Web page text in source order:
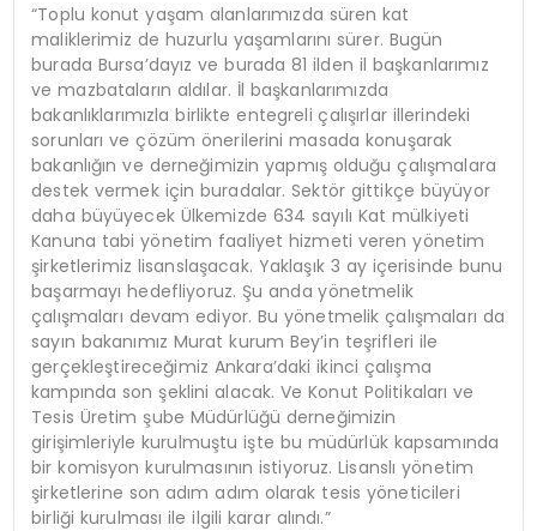
“Toplu konut yaşam alanlarımızda süren kat
maliklerimiz de huzurlu yaşamlarını sürer. Bugün
burada Bursa’dayız ve burada 81 ilden il başkanlarımız
ve mazbataların aldılar. İl başkanlarımızda
bakanlıklarımızla birlikte entegreli çalışırlar illerindeki
sorunları ve çözüm önerilerini masada konuşarak
bakanlığın ve derneğimizin yapmış olduğu çalışmalara
destek vermek için buradalar. Sektör gittikçe büyüyor
daha büyüyecek Ülkemizde 634 sayılı Kat mülkiyeti
Kanuna tabi yönetim faaliyet hizmeti veren yönetim
şirketlerimiz lisanslaşacak. Yaklaşık 3 ay içerisinde bunu
başarmayı hedefliyoruz. Şu anda yönetmelik
çalışmaları devam ediyor. Bu yönetmelik çalışmaları da
sayın bakanımız Murat kurum Bey’in teşrifleri ile
gerçekleştireceğimiz Ankara’daki ikinci çalışma
kampında son şeklini alacak. Ve Konut Politikaları ve
Tesis Üretim şube Müdürlüğü derneğimizin
girişimleriyle kurulmuştu işte bu müdürlük kapsamında
bir komisyon kurulmasının istiyoruz. Lisanslı yönetim
şirketlerine son adım adım olarak tesis yöneticileri
birliği kurulması ile ilgili karar alındı.”